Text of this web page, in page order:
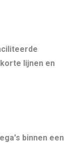
lijnen en
binnen een